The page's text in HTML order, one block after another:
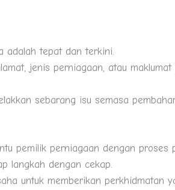
adalah tepat dan terkini.
jenis perniagaan, atau maklumat
sebarang isu semasa
pemilik perniagaan dengan proses
langkah dengan cekap.
untuk memberikan perkhidmatan